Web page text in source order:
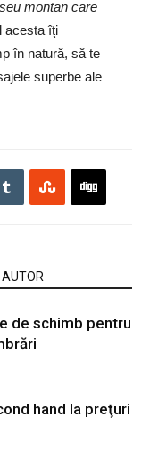
montan care
acesta îţi
în natură, să te
superbe ale
AUTOR
de schimb pentru
hand la preţuri